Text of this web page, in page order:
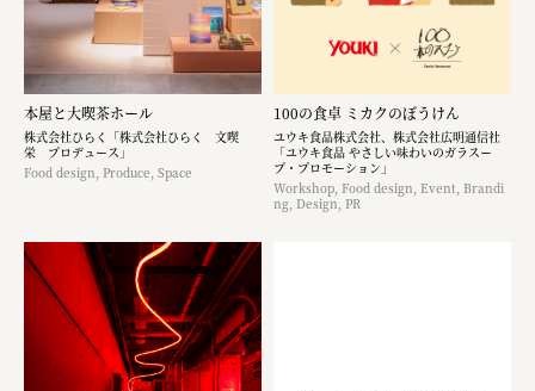
本屋と大喫茶ホール
株式会社ひらく「株式会社ひらく 文喫
栄 プロデュース」
Food design, Produce, Space
100の食卓 ミカクのぼうけん
ユウキ食品株式会社、株式会社広明通信社
「ユウキ食品 やさしい味わいのガラスー
プ・プロモーション」
Workshop, Food design, Event, Brandi
ng, Design, PR